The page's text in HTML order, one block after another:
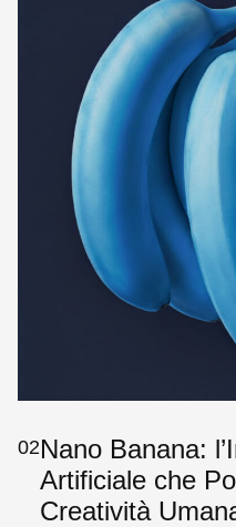
02Nano Banana:
Artificiale che
Creatività